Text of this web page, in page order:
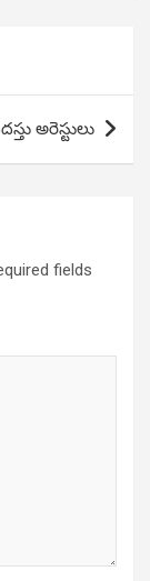
అరెస్టులు
fields